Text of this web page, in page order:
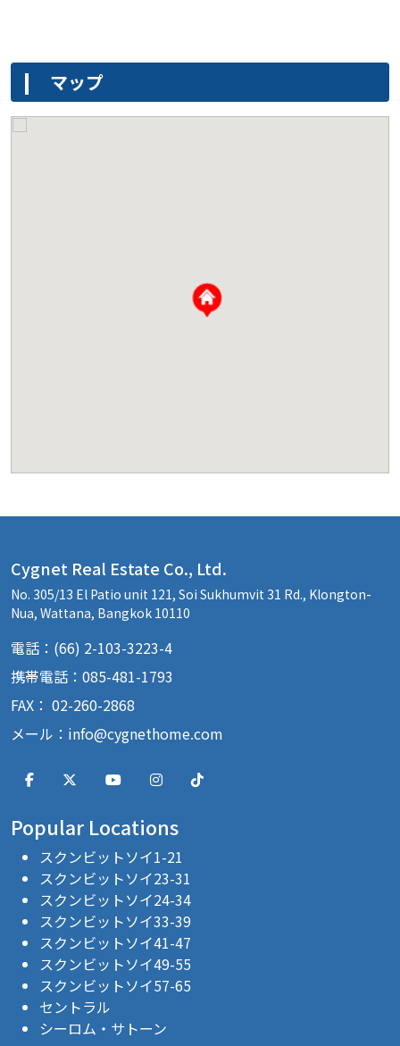
マップ
Cygnet Real Estate Co., Ltd.
No. 305/13 El Patio unit 121, Soi Sukhumvit 31 Rd., Klongton-
Nua, Wattana, Bangkok 10110
電話：(66) 2-103-3223-4
携帯電話：085-481-1793
FAX： 02-260-2868
メール： info@cygnethome.com
Popular Locations
スクンビットソイ1-21
スクンビットソイ23-31
スクンビットソイ24-34
スクンビットソイ33-39
スクンビットソイ41-47
スクンビットソイ49-55
スクンビットソイ57-65
セントラル
シーロム・サトーン